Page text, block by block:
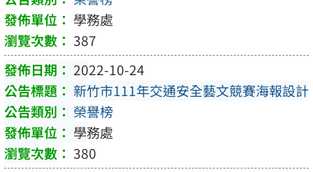
學務處
387
2022-10-24
新竹市111年交通安全藝文競賽海報設計
榮譽榜
學務處
380